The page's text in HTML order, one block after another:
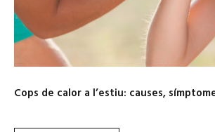
Cops de calor a l’estiu: causes,